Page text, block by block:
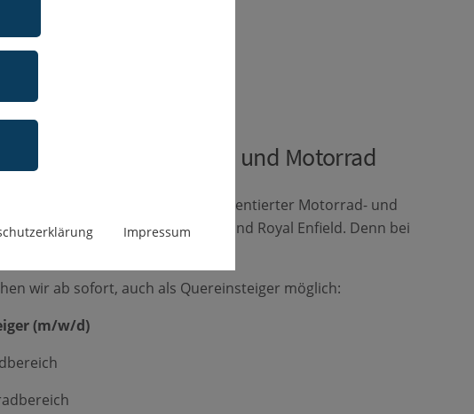
Impressum
je im Bereich Fahrrad und Motorrad
stetig weiter! Als zukunftsorientierter Motorrad- und
Marken wie Benda, QJMotor und Royal Enfield. Denn bei
wir ab sofort, auch als Quereinsteiger möglich:
(m/w/d)